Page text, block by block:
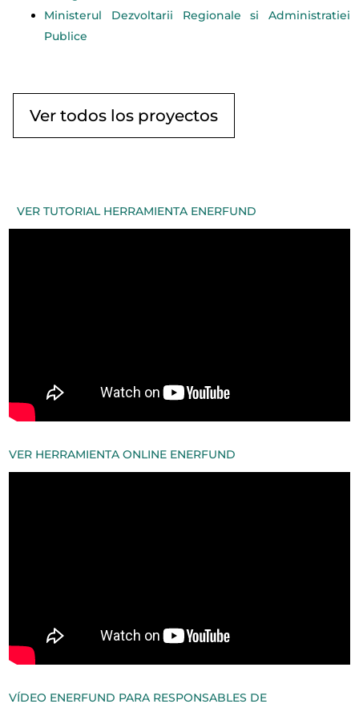
Ministerul Dezvoltarii Regionale si Administratiei
Publice
Ver todos los proyectos
VER TUTORIAL HERRAMIENTA ENERFUND
VER HERRAMIENTA ONLINE ENERFUND
VÍDEO ENERFUND PARA RESPONSABLES DE